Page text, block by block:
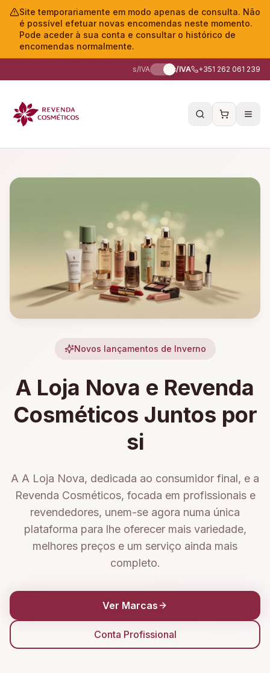
Site temporariamente em modo apenas de consulta. Não
é possível efetuar novas encomendas neste momento.
Pode aceder à sua conta e consultar o histórico de
encomendas normalmente.
s/IVA c/IVA +351 262 061 239
Novos lançamentos de Inverno
A Loja Nova e Revenda
Cosméticos Juntos por
si
A A Loja Nova, dedicada ao consumidor final, e a
Revenda Cosméticos, focada em profissionais e
revendedores, unem-se agora numa única
plataforma para lhe oferecer mais variedade,
melhores preços e um serviço ainda mais
completo.
Ver Marcas
Conta Profissional